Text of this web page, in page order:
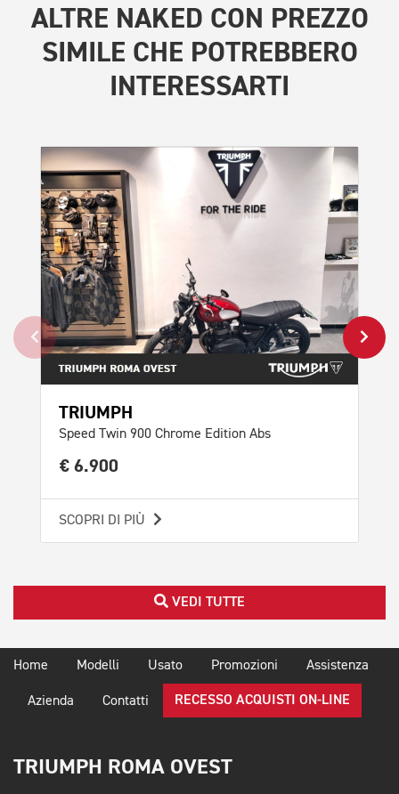
ALTRE NAKED CON PREZZO
SIMILE CHE POTREBBERO
INTERESSARTI
TRIUMPH
Speed Twin 900 Chrome Edition Abs
€ 6.900
SCOPRI DI PIÙ
VEDI TUTTE
Home Modelli Usato Promozioni Assistenza
Azienda Contatti RECESSO ACQUISTI ON-LINE
TRIUMPH ROMA OVEST